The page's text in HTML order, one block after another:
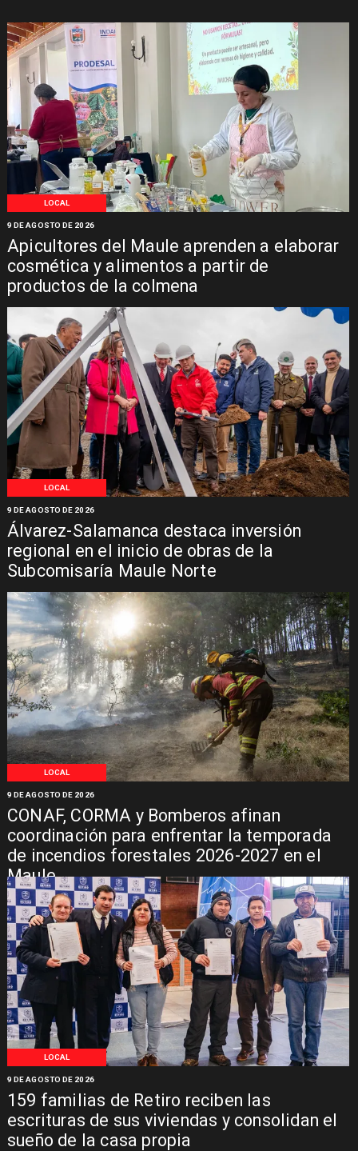
LOCAL
Apicultores del Maule aprenden a elaborar
cosmética y alimentos a partir de
productos de la colmena
9 DE AGOSTO DE 2026
LOCAL
Álvarez-Salamanca destaca inversión
regional en el inicio de obras de la
Subcomisaría Maule Norte
9 DE AGOSTO DE 2026
LOCAL
CONAF, CORMA y Bomberos afinan
coordinación para enfrentar la temporada
de incendios forestales 2026-2027 en el
Maule
9 DE AGOSTO DE 2026
LOCAL
159 familias de Retiro reciben las
escrituras de sus viviendas y consolidan el
sueño de la casa propia
9 DE AGOSTO DE 2026